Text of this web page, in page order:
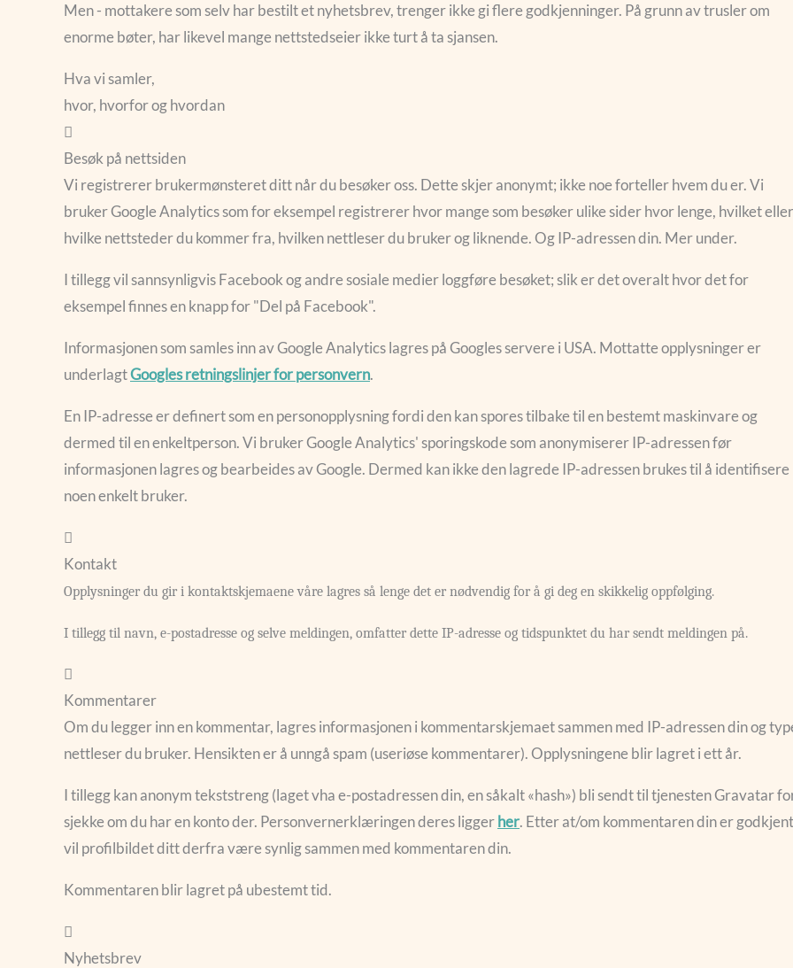
Men - mottakere som selv har bestilt et nyhetsbrev, trenger ikke gi flere godkjenninger. På grunn av trusler om
enorme bøter, har likevel mange nettstedseier ikke turt å ta sjansen.
Hva vi samler,
hvor, hvorfor og hvordan
Besøk på nettsiden
Vi registrerer brukermønsteret ditt når du besøker oss. Dette skjer anonymt; ikke noe forteller hvem du er. Vi
bruker Google Analytics som for eksempel registrerer hvor mange som besøker ulike sider hvor lenge, hvilket eller
hvilke nettsteder du kommer fra, hvilken nettleser du bruker og liknende. Og IP-adressen din. Mer under.
I tillegg vil sannsynligvis Facebook og andre sosiale medier loggføre besøket; slik er det overalt hvor det for
eksempel finnes en knapp for "Del på Facebook".
Informasjonen som samles inn av Google Analytics lagres på Googles servere i USA. Mottatte opplysninger er
underlagtGoogles retningslinjer for personvern.
En IP-adresse er definert som en personopplysning fordi den kan spores tilbake til en bestemt maskinvare og
dermed til en enkeltperson. Vi bruker Google Analytics' sporingskode som anonymiserer IP-adressen før
informasjonen lagres og bearbeides av Google. Dermed kan ikke den lagrede IP-adressen brukes til å identifisere
noen enkelt bruker.
Kontakt
Opplysninger du gir i kontaktskjemaene våre lagres så lenge det er nødvendig for å gi deg en skikkelig oppfølging.
I tillegg til navn, e-postadresse og selve meldingen, omfatter dette IP-adresse og tidspunktet du har sendt meldingen på.
Kommentarer
Om du legger inn en kommentar, lagres informasjonen i kommentarskjemaet sammen med IP-adressen din og
nettleser du bruker. Hensikten er å unngå spam (useriøse kommentarer). Opplysningene blir lagret i ett år.
I tillegg kan anonym tekststreng (laget vha e-postadressen din, en såkalt «hash») bli sendt til tjenesten Gravatar
sjekke om du har en konto der. Personvernerklæringen deres liggerher. Etter at/om kommentaren din er
vil profilbildet ditt derfra være synlig sammen med kommentaren din.
Kommentaren blir lagret på ubestemt tid.
Nyhetsbrev